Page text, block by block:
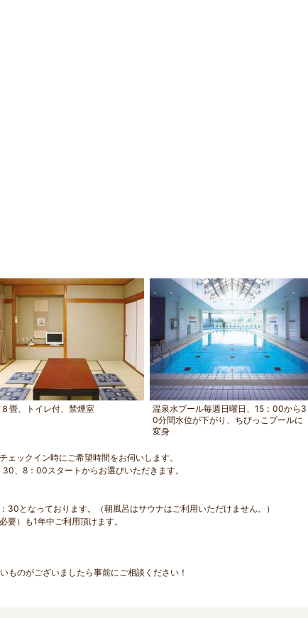
畳、トイレ付、禁煙室
温泉水プール毎週日曜日、15：00から3
0分間水位が下がり、ちびっこプールに
変身
ックイン時にご希望時間をお伺いします。
、8：00スタートからお選びいただきます。
となっております。（朝風呂はサウナはご利用いただけません。）
要）も1年中ご利用頂けます。
のがございましたら事前にご相談ください！